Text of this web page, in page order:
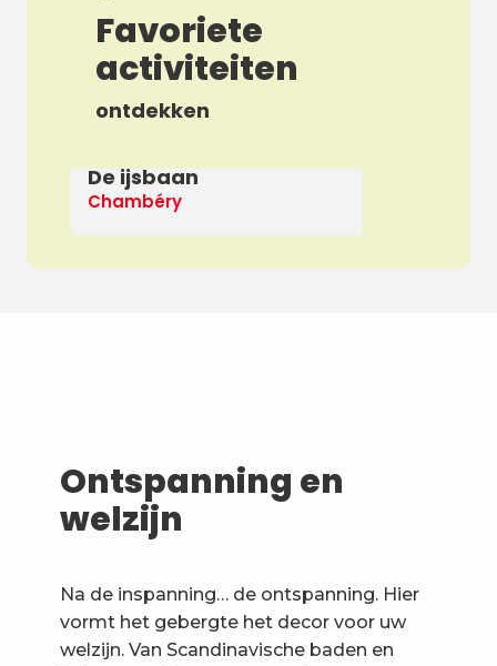
Favoriete
activiteiten
ontdekken
De ijsbaan
Chambéry
Ontspanning en
welzijn
Na de inspanning… de ontspanning. Hier
vormt het gebergte het decor voor uw
welzijn. Van Scandinavische baden en